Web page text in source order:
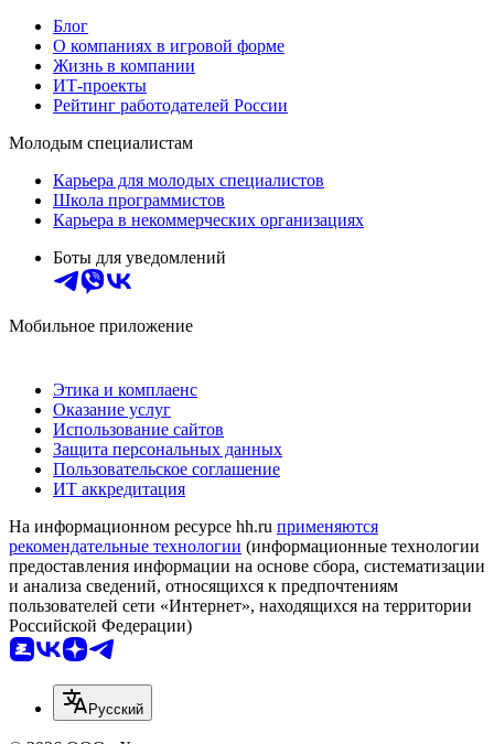
Блог
О компаниях в игровой форме
Жизнь в компании
ИТ-проекты
Рейтинг работодателей России
Молодым специалистам
Карьера для молодых специалистов
Школа программистов
Карьера в некоммерческих организациях
Боты для уведомлений
Мобильное приложение
Этика и комплаенс
Оказание услуг
Использование сайтов
Защита персональных данных
Пользовательское соглашение
ИТ аккредитация
На информационном ресурсе hh.ru применяются
рекомендательные технологии (информационные технологии
предоставления информации на основе сбора, систематизации
и анализа сведений, относящихся к предпочтениям
пользователей сети «Интернет», находящихся на территории
Российской Федерации)
Русский